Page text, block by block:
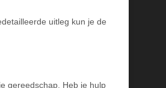
uitleg kun je de
gereedschap. Heb je hulp